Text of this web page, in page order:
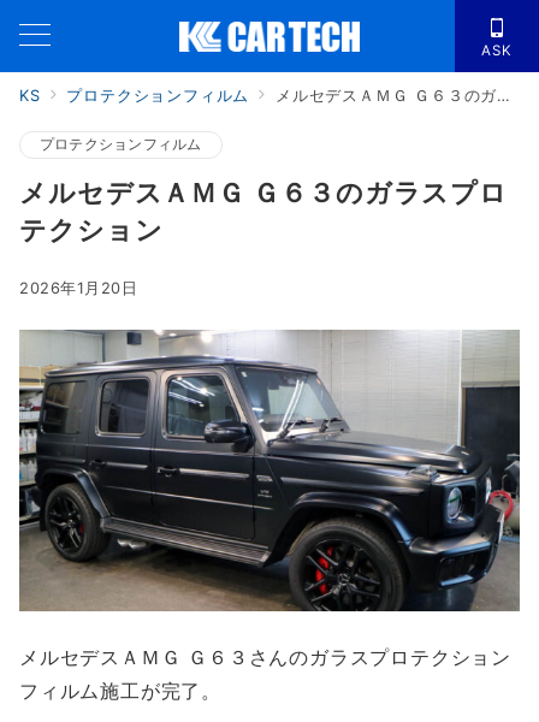
ASK
KS プロテクションフィルム メルセデスＡＭＧ Ｇ６３のガラスプロテクション
プロテクションフィルム
メルセデスＡＭＧ Ｇ６３のガラスプロ
テクション
2026年1月20日
メルセデスＡＭＧ Ｇ６３さんのガラスプロテクション
フィルム施工が完了。